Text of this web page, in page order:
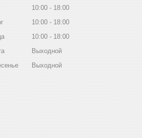
10:00
18:00
10:00
18:00
10:00
18:00
Выходной
Выходной